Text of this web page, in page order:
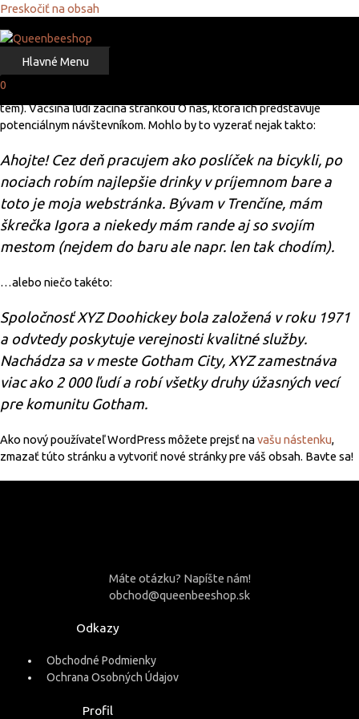
Preskočiť na obsah
Hlavné Menu
0
Toto je vzorová stránka. Je odlišná od blogu, pretože zostane na
jednom mieste a zobrazí sa vo vašej navigácii na stránkach (vo väčšine
tém). Väčšina ľudí začína stránkou O nás, ktorá ich predstavuje
potenciálnym návštevníkom. Mohlo by to vyzerať nejak takto:
Ahojte! Cez deň pracujem ako poslíček na bicykli, po
nociach robím najlepšie drinky v príjemnom bare a
toto je moja webstránka. Bývam v Trenčíne, mám
škrečka Igora a niekedy mám rande aj so svojím
mestom (nejdem do baru ale napr. len tak chodím).
…alebo niečo takéto:
Spoločnosť XYZ Doohickey bola založená v roku 1971
a odvtedy poskytuje verejnosti kvalitné služby.
Nachádza sa v meste Gotham City, XYZ zamestnáva
viac ako 2 000 ľudí a robí všetky druhy úžasných vecí
pre komunitu Gotham.
Ako nový používateľ WordPress môžete prejsť navašu nástenku,
zmazať túto stránku a vytvoriť nové stránky pre váš obsah. Bavte sa!
Máte otázku? Napíšte nám!
obchod@queenbeeshop.sk
Odkazy
Obchodné Podmienky
Ochrana Osobných Údajov
Profil